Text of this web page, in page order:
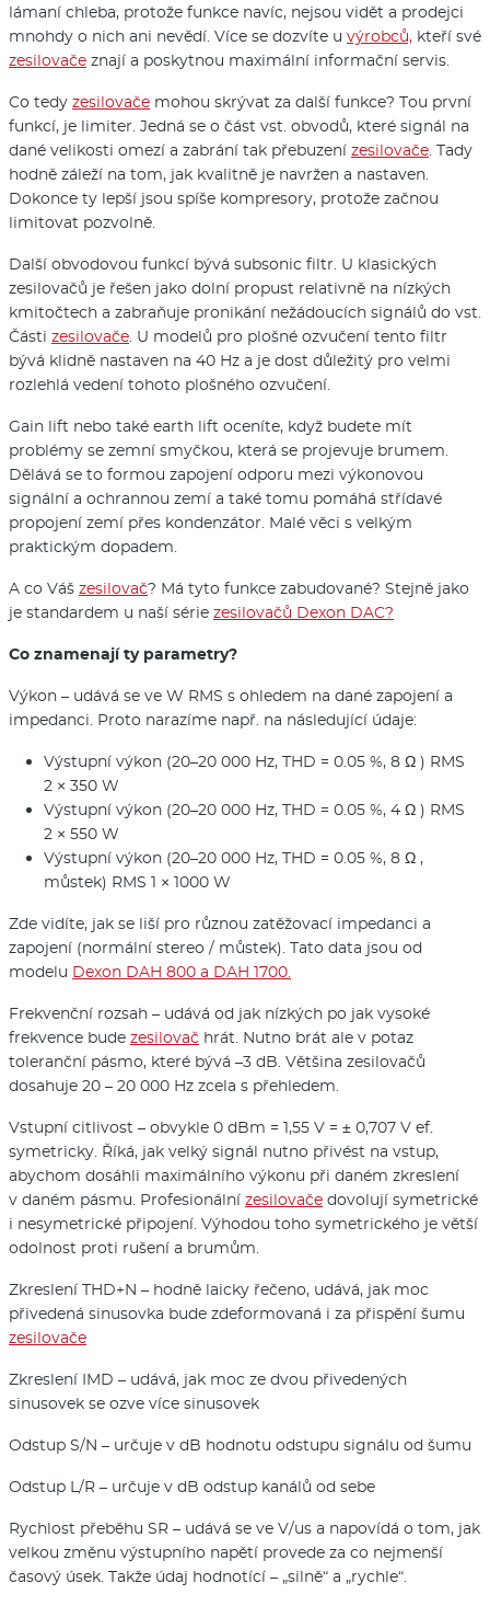
lámaní chleba, protože funkce navíc, nejsou vidět a prodejci
mnohdy o nich ani nevědí. Více se dozvíte u výrobců, kteří své
zesilovače znají a poskytnou maximální informační servis.
Co tedy zesilovače mohou skrývat za další funkce? Tou první
funkcí, je limiter. Jedná se o část vst. obvodů, které signál na
dané velikosti omezí a zabrání tak přebuzení zesilovače. Tady
hodně záleží na tom, jak kvalitně je navržen a nastaven.
Dokonce ty lepší jsou spíše kompresory, protože začnou
limitovat pozvolně.
Další obvodovou funkcí bývá subsonic filtr. U klasických
zesilovačů je řešen jako dolní propust relativně na nízkých
kmitočtech a zabraňuje pronikání nežádoucích signálů do vst.
Části zesilovače. U modelů pro plošné ozvučení tento filtr
bývá klidně nastaven na 40 Hz a je dost důležitý pro velmi
rozlehlá vedení tohoto plošného ozvučení.
Gain lift nebo také earth lift oceníte, když budete mít
problémy se zemní smyčkou, která se projevuje brumem.
Dělává se to formou zapojení odporu mezi výkonovou
signální a ochrannou zemí a také tomu pomáhá střídavé
propojení zemí přes kondenzátor. Malé věci s velkým
praktickým dopadem.
A co Váš zesilovač? Má tyto funkce zabudované? Stejně jako
je standardem u naší série zesilovačů Dexon DAC?
Co znamenají ty parametry?
Výkon – udává se ve W RMS s ohledem na dané zapojení a
impedanci. Proto narazíme např. na následující údaje:
Výstupní výkon (20–20 000 Hz, THD = 0.05 %, 8 Ω ) RMS
2 × 350 W
Výstupní výkon (20–20 000 Hz, THD = 0.05 %, 4 Ω ) RMS
2 × 550 W
Výstupní výkon (20–20 000 Hz, THD = 0.05 %, 8 Ω ,
můstek) RMS 1 × 1000 W
Zde vidíte, jak se liší pro různou zatěžovací impedanci a
zapojení (normální stereo / můstek). Tato data jsou od
modelu Dexon DAH 800 a DAH 1700.
Frekvenční rozsah – udává od jak nízkých po jak vysoké
frekvence bude zesilovač hrát. Nutno brát ale v potaz
toleranční pásmo, které bývá –3 dB. Většina zesilovačů
dosahuje 20 – 20 000 Hz zcela s přehledem.
Vstupní citlivost – obvykle 0 dBm = 1,55 V = ± 0,707 V ef.
symetricky. Říká, jak velký signál nutno přivést na vstup,
abychom dosáhli maximálního výkonu při daném zkreslení
v daném pásmu. Profesionální zesilovače dovolují symetrické
i nesymetrické připojení. Výhodou toho symetrického je větší
odolnost proti rušení a brumům.
Zkreslení THD+N – hodně laicky řečeno, udává, jak moc
přivedená sinusovka bude zdeformovaná i za přispění šumu
zesilovače
Zkreslení IMD – udává, jak moc ze dvou přivedených
sinusovek se ozve více sinusovek
Odstup S/N – určuje v dB hodnotu odstupu signálu od šumu
Odstup L/R – určuje v dB odstup kanálů od sebe
Rychlost přeběhu SR – udává se ve V/us a napovídá o tom, jak
velkou změnu výstupního napětí provede za co nejmenší
časový úsek. Takže údaj hodnotící – „silně“ a „rychle“.